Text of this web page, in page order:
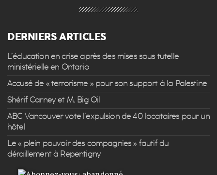
DERNIERS ARTICLES
L’éducation en crise après des mises sous tutelle
ministérielle en Ontario
Accusé de « terrorisme » pour son support à la Palestine
Shérif Carney et M. Big Oil
ABC Vancouver vote l’expulsion de 40 locataires pour un
hôtel
Le « plein pouvoir des compagnies » fautif du
déraillement à Repentigny